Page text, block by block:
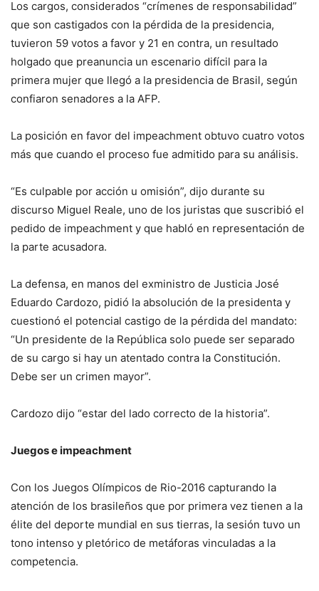
Los cargos, considerados “crímenes de responsabilidad”
que son castigados con la pérdida de la presidencia,
tuvieron 59 votos a favor y 21 en contra, un resultado
holgado que preanuncia un escenario difícil para la
primera mujer que llegó a la presidencia de Brasil, según
confiaron senadores a la AFP.
La posición en favor del impeachment obtuvo cuatro votos
más que cuando el proceso fue admitido para su análisis.
“Es culpable por acción u omisión”, dijo durante su
discurso Miguel Reale, uno de los juristas que suscribió el
pedido de impeachment y que habló en representación de
la parte acusadora.
La defensa, en manos del exministro de Justicia José
Eduardo Cardozo, pidió la absolución de la presidenta y
cuestionó el potencial castigo de la pérdida del mandato:
“Un presidente de la República solo puede ser separado
de su cargo si hay un atentado contra la Constitución.
Debe ser un crimen mayor”.
Cardozo dijo “estar del lado correcto de la historia”.
Juegos e impeachment
Con los Juegos Olímpicos de Rio-2016 capturando la
atención de los brasileños que por primera vez tienen a la
élite del deporte mundial en sus tierras, la sesión tuvo un
tono intenso y pletórico de metáforas vinculadas a la
competencia.